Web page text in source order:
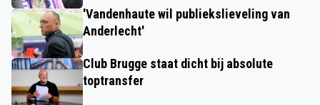
'Vandenhaute wil publiekslieveling van
Anderlecht'
Club Brugge staat dicht bij absolute
toptransfer